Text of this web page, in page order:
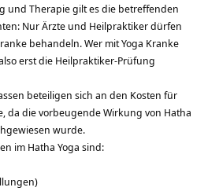
und Therapie gilt es die betreffenden
Nur Ärzte und Heilpraktiker dürfen
behandeln. Wer mit Yoga Kranke
erst die Heilpraktiker-Prüfung
beteiligen sich an den Kosten für
da die vorbeugende Wirkung von Hatha
wurde.
im Hatha Yoga sind: